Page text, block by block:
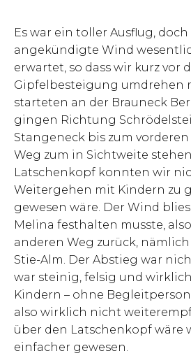
Es war ein toller Ausflug,
angekündigte Wind
erwartet, so dass wir kurz vor
Gipfelbesteigung umdrehen
starteten an der Brauneck
gingen Richtung
Stangeneck bis zum
Weg zum in Sichtweite
Latschenkopf konnten wir
Weitergehen mit Kindern zu
gewesen wäre. Der Wind
Melina festhalten musste,
anderen Weg zurück,
Stie-Alm. Der Abstieg war
war steinig, felsig und
Kindern – ohne
also wirklich nicht
über den Latschenkopf wäre
einfacher gewesen.